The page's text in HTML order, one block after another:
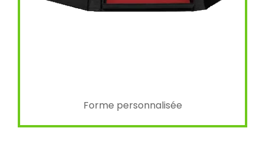
Forme personnalisée